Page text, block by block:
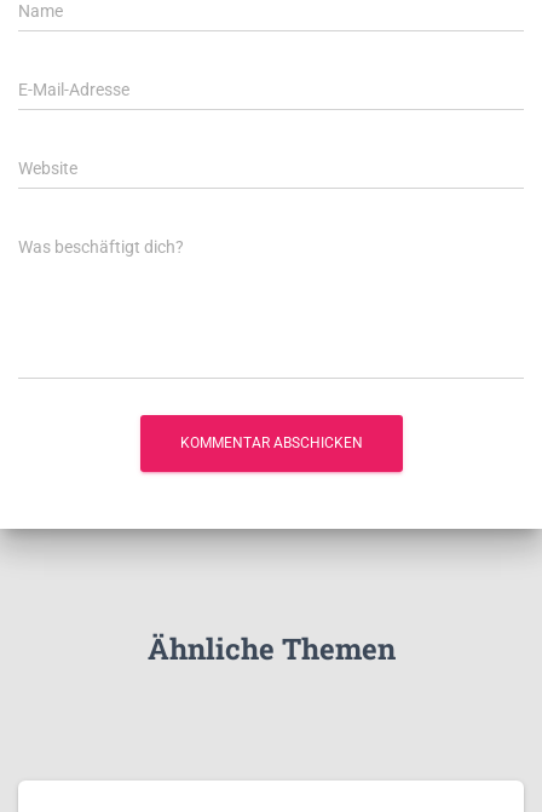
Name
E-Mail-Adresse
Website
Was beschäftigt dich?
Ähnliche Themen